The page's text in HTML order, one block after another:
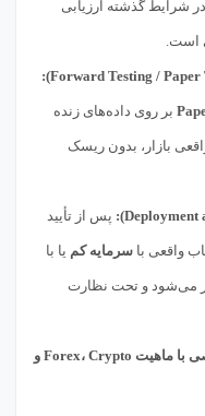
شرایط گذشته ارزیابی
است.
بر روی داده‌های زنده
بازار، بدون ریسک
پس از تأیید
واقعی با سرمایه کم یا با
می‌شود و تحت نظارت
بررسی بازارهای مالی: انطباق ربات اختصاصی با ماهیت Forex، Crypto و